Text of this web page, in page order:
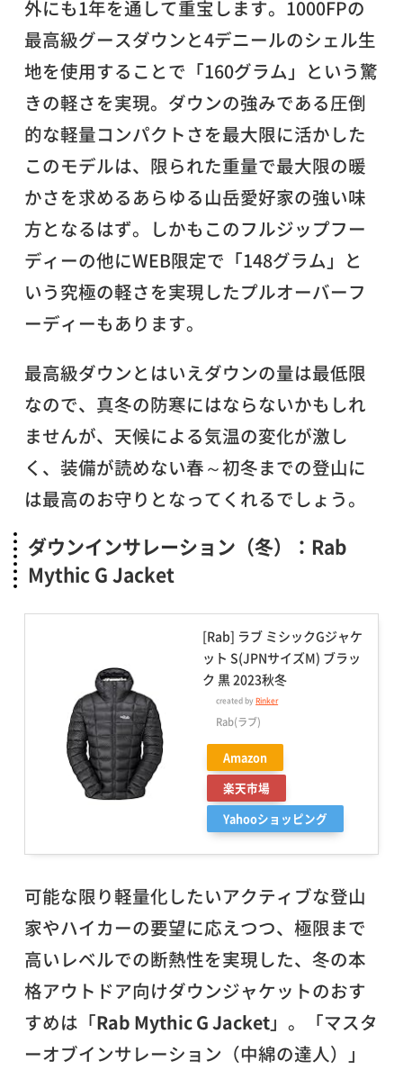
外にも1年を通して重宝します。1000FPの
最高級グースダウンと4デニールのシェル生
地を使用することで「160グラム」という驚
きの軽さを実現。ダウンの強みである圧倒
的な軽量コンパクトさを最大限に活かした
このモデルは、限られた重量で最大限の暖
かさを求めるあらゆる山岳愛好家の強い味
方となるはず。しかもこのフルジップフー
ディーの他にWEB限定で「148グラム」と
いう究極の軽さを実現したプルオーバーフ
ーディーもあります。
最高級ダウンとはいえダウンの量は最低限
なので、真冬の防寒にはならないかもしれ
ませんが、天候による気温の変化が激し
く、装備が読めない春～初冬までの登山に
は最高のお守りとなってくれるでしょう。
ダウンインサレーション（冬）：Rab
Mythic G Jacket
[Rab] ラブ ミシックGジャケ
ット S(JPNサイズM) ブラッ
ク 黒 2023秋冬
created byRinker
Rab(ラブ)
Amazon
楽天市場
Yahooショッピング
可能な限り軽量化したいアクティブな登山
家やハイカーの要望に応えつつ、極限まで
高いレベルでの断熱性を実現した、冬の本
格アウトドア向けダウンジャケットのおす
すめは「Rab Mythic G Jacket」。「マスタ
ーオブインサレーション（中綿の達人）」